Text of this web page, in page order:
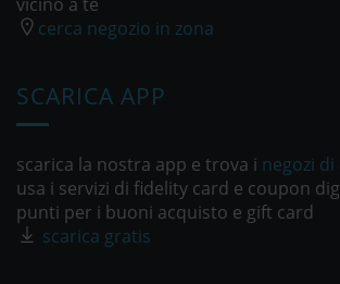
vicino a te
cerca negozio in zona
SCARICA APP
scarica la nostra app e trova i negozi
usa i servizi di fidelity card e coupon
punti per i buoni acquisto e gift card
scarica gratis